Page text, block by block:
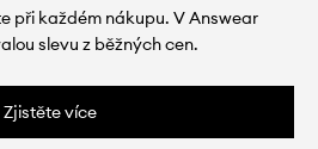
při každém nákupu. V Answear
slevu z běžných cen.
Zjistěte více